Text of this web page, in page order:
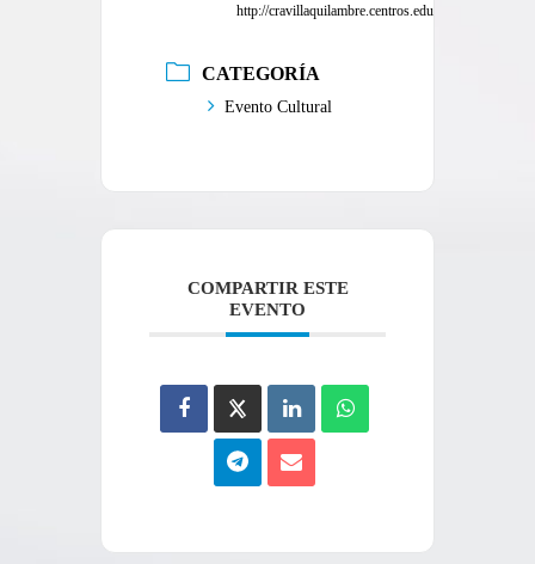
http://cravillaquilambre.centros.educa.jcyl.es/sitio/
CATEGORÍA
Evento Cultural
COMPARTIR ESTE
EVENTO